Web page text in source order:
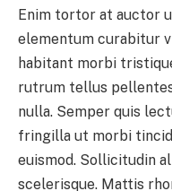
Enim tortor at auctor
elementum curabitur
habitant morbi
rutrum tellus
nulla. Semper quis
fringilla ut morbi
euismod. Sollicitudin
scelerisque. Mattis